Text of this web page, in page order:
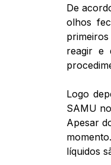
De
olhos
reagir e
Logo
SAMU
Apesar
líquidos